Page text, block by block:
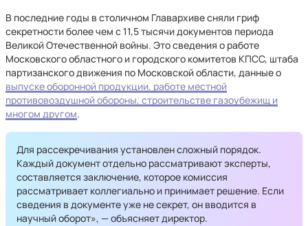
В последние годы в столичном Главархиве сняли гриф
секретности более чем с 11,5 тысячи документов периода
Великой Отечественной войны. Это сведения о работе
Московского областного и городского комитетов КПСС, штаба
партизанского движения по Московской области, данные о
выпуске оборонной продукции, работе местной
противовоздушной обороны, строительстве газоубежищ и
многом другом.
Для рассекречивания установлен сложный порядок.
Каждый документ отдельно рассматривают эксперты,
составляется заключение, которое комиссия
рассматривает коллегиально и принимает решение. Если
сведения в документе уже не секрет, он вводится в
научный оборот», — объясняет директор.